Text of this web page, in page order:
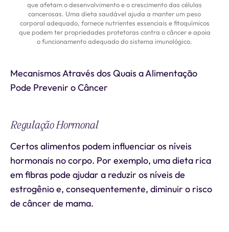
que afetam o desenvolvimento e o crescimento das células
cancerosas. Uma dieta saudável ajuda a manter um peso
corporal adequado, fornece nutrientes essenciais e fitoquímicos
que podem ter propriedades protetoras contra o câncer e apoia
o funcionamento adequado do sistema imunológico.
Mecanismos Através dos Quais a Alimentação
Pode Prevenir o Câncer
Regulação Hormonal
Certos alimentos podem influenciar os níveis
hormonais no corpo. Por exemplo, uma dieta rica
em fibras pode ajudar a reduzir os níveis de
estrogênio e, consequentemente, diminuir o risco
de câncer de mama.